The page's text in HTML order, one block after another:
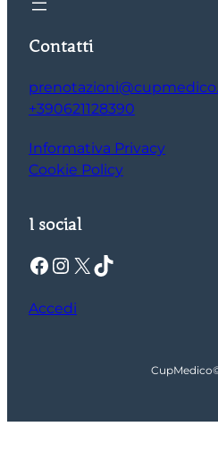
Contatti
+390621128390
Informativa Privacy
Cookie Policy
I social
Facebook Instagram X TikTok
Accedi
CupMedico